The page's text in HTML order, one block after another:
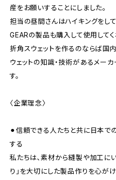
産をお願いすることにしました。
担当の昼間さんはハイキングをし
GEARの製品も購入して使用してく
折角スウェットを作るのならば国
ウェットの知識・技術があるメー
す。
〈企業理念〉
⚫︎信頼できる人たちと共に日本で
する
私たちは、素材から縫製や加工に
り」を大切にした製品作りを心が